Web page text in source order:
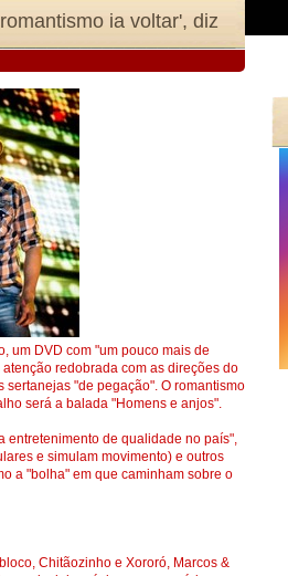
ia voltar', diz
um DVD com "um pouco mais de
redobrada com as direções do
"de pegação". O romantismo
será a balada "Homens e anjos".
entretenimento de qualidade no país",
e simulam movimento) e outros
a "bolha" em que caminham sobre o
Chitãozinho e Xororó, Marcos &